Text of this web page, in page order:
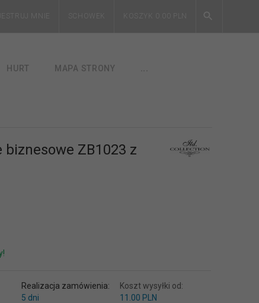
MNIE SCHOWEK KOSZYK
HURT MAPA STRONY
biznesowe ZB1023 z
Realizacja zamówienia:
5 dni
Koszt wysyłki od:
11.00 PLN